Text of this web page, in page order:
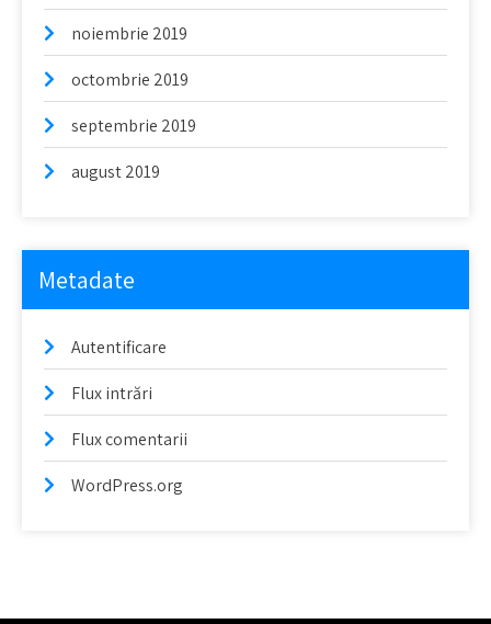
noiembrie 2019
octombrie 2019
septembrie 2019
august 2019
Metadate
Autentificare
Flux intrări
Flux comentarii
WordPress.org